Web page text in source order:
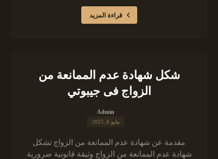
قراءة المزيد
شكل شهادة عدم الممانعة من
الزواج فى جيبوتي
Admin
مايو 6, 2025
مقدمة عن شهادة عدم الممانعة من الزواج تشكل
شهادة عدم الممانعة من الزواج وثيقة قانونية ضرورية